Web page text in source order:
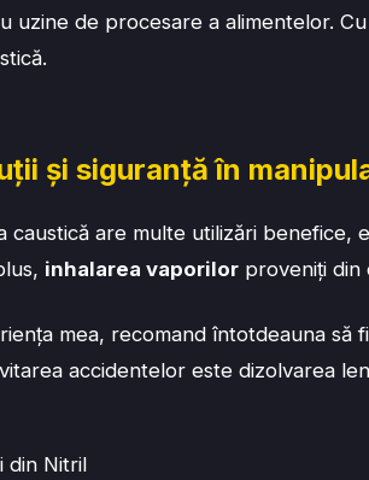
uzine de procesare a alimentelor.
și siguranță în
caustică are multe utilizări
inhalarea vaporilor proveniți din
mea, recomand întotdeauna să
accidentelor este dizolvarea